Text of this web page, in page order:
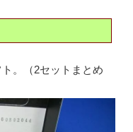
。（2セットまとめ